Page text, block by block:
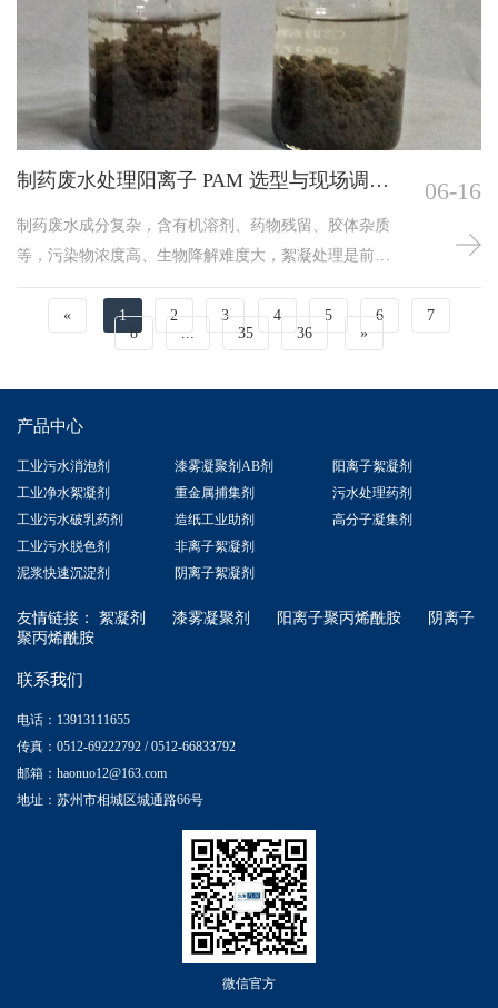
达标。科学搭配不同类型净水药剂，利用药剂协同增效
作用，可有效弥补单一药剂的短板，提升絮凝沉降、脱
色除杂、降污净水效果，同时降低药剂消耗与运维成
本，是工业废水有效、经济处理的核心技术手段。净水
药剂搭配的核心原则
制药废水处理阳离子 PAM 选型与现场调试
制药废水成分复杂，含有机溶剂、药物残留、胶体杂质
等，污染物浓度高、生物降解难度大，絮凝处理是前端
净化的关键步骤。阳离子 PAM 针对制药废水特性，合理
选型与科学现场调试，可有效去除悬浮污染物，为后续
的废水特性不同，化学合成类、生物发酵类制药废水成
分差异
06-16
« 1 2 3 4 5 6
7
8
... 35 36 »
产品中心
工业污水消泡剂
工业净水絮凝剂
工业污水破乳药剂
工业污水脱色剂
泥浆快速沉淀剂
漆雾凝聚剂AB剂
重金属捕集剂
造纸工业助剂
非离子絮凝剂
阴离子絮凝剂
阳离子絮凝剂
污水处理药剂
高分子凝集剂
友情链接： 絮凝剂 漆雾凝聚剂 阳离子聚丙烯酰胺
阴离子
聚丙烯酰胺
联系我们
电话：13913111655
传真：0512-69222792 / 0512-66833792
邮箱：haonuo12@163.com
地址：苏州市相城区城通路66号
微信官方